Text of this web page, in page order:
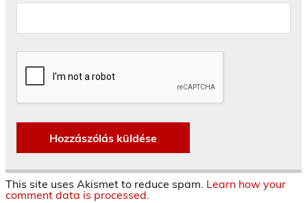
This site uses Akismet to reduce spam. Learn how your
comment data is processed.